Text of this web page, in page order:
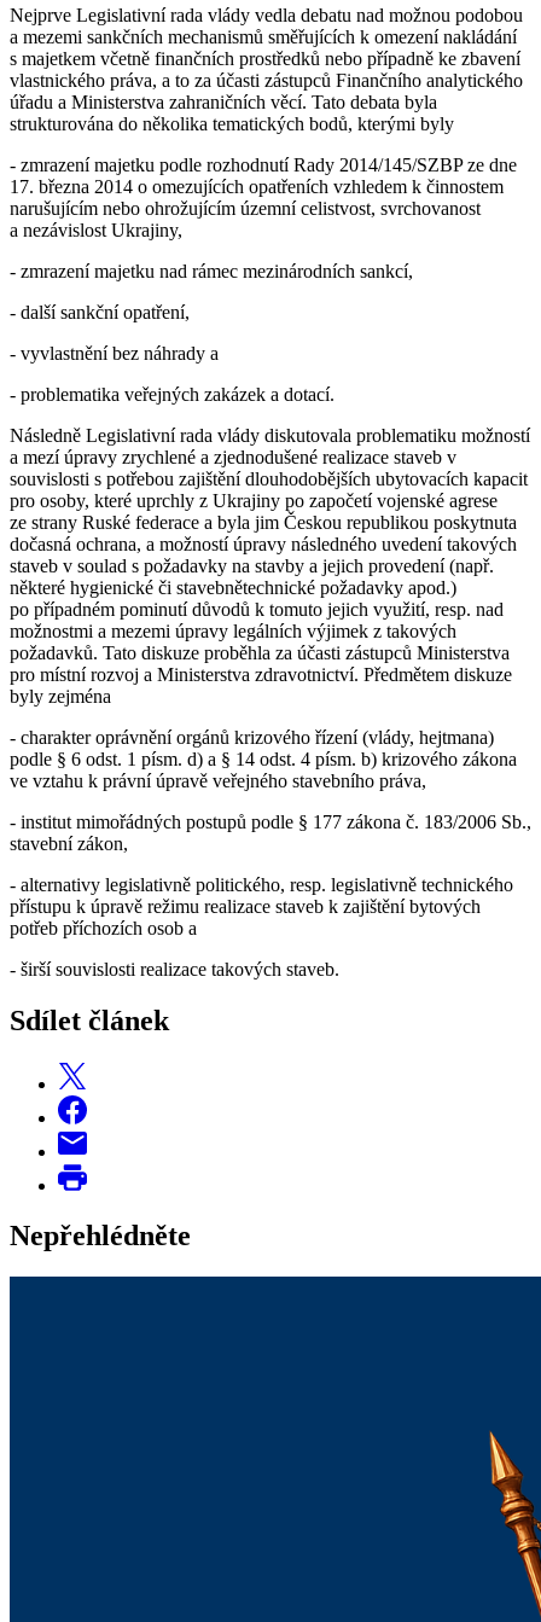
Nejprve Legislativní rada vlády vedla debatu nad možnou podobou
a mezemi sankčních mechanismů směřujících k omezení nakládání
s majetkem včetně finančních prostředků nebo případně ke zbavení
vlastnického práva, a to za účasti zástupců Finančního analytického
úřadu a Ministerstva zahraničních věcí. Tato debata byla
strukturována do několika tematických bodů, kterými byly
- zmrazení majetku podle rozhodnutí Rady 2014/145/SZBP ze dne
17. března 2014 o omezujících opatřeních vzhledem k činnostem
narušujícím nebo ohrožujícím územní celistvost, svrchovanost
a nezávislost Ukrajiny,
- zmrazení majetku nad rámec mezinárodních sankcí,
- další sankční opatření,
- vyvlastnění bez náhrady a
- problematika veřejných zakázek a dotací.
Následně Legislativní rada vlády diskutovala problematiku možností
a mezí úpravy zrychlené a zjednodušené realizace staveb v
souvislosti s potřebou zajištění dlouhodobějších ubytovacích kapacit
pro osoby, které uprchly z Ukrajiny po započetí vojenské agrese
ze strany Ruské federace a byla jim Českou republikou poskytnuta
dočasná ochrana, a možností úpravy následného uvedení takových
staveb v soulad s požadavky na stavby a jejich provedení (např.
některé hygienické či stavebnětechnické požadavky apod.)
po případném pominutí důvodů k tomuto jejich využití, resp. nad
možnostmi a mezemi úpravy legálních výjimek z takových
požadavků. Tato diskuze proběhla za účasti zástupců Ministerstva
pro místní rozvoj a Ministerstva zdravotnictví. Předmětem diskuze
byly zejména
- charakter oprávnění orgánů krizového řízení (vlády, hejtmana)
podle § 6 odst. 1 písm. d) a § 14 odst. 4 písm. b) krizového zákona
ve vztahu k právní úpravě veřejného stavebního práva,
- institut mimořádných postupů podle § 177 zákona č. 183/2006 Sb.,
stavební zákon,
- alternativy legislativně politického, resp. legislativně technického
přístupu k úpravě režimu realizace staveb k zajištění bytových
potřeb příchozích osob a
- širší souvislosti realizace takových staveb.
Sdílet článek
Nepřehlédněte